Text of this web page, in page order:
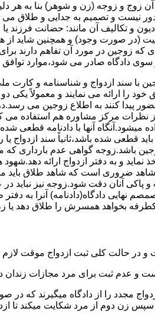
زوج و زوجه (زن و شوهر) بنا به هر
نیست و تصمیم به جدایی و طلاق می
و تکالیف آن مانند: حضانت فرزند
(در صورت وجود) و همچنین شاید از
که زوجین در مورد آن تفاهم دارند
دادگاه صادر می شود،موارد
با سند ازدواج و شناسنامه و کارت
را ارائه می نمایند و معمولاً یکی دو
حضور پیدا کنند به اطلاع زوجین می
نظرات مرکز مشاوره هم استفاده می
میشود.آنگاه آنها با دادنامه قطعی
قطعی شده باشد،ثانیاً سند
باشد.زوجه گواهی عدم بارداری که
و به دفتر ازدواج ارائه
شاهد ضروری است که شاهد طلاق باید
آنان دقت شود.زوجه نیز نباید در
نهایی دادگاه(دادنامه) آنرا به
بخواهد همسرش را طلاق دهد
و در حالت کلی ثبت ازدواج موقت
است و عدم ثبت برای مرد مجازات
مجدد را از دادگاه میگیرند که
زن دوم از مرد شکایت میکند تا